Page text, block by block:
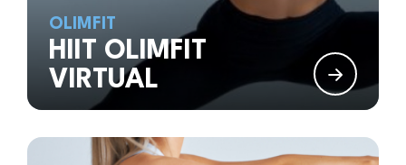
OLIMFIT
HIIT OLIMFIT
VIRTUAL